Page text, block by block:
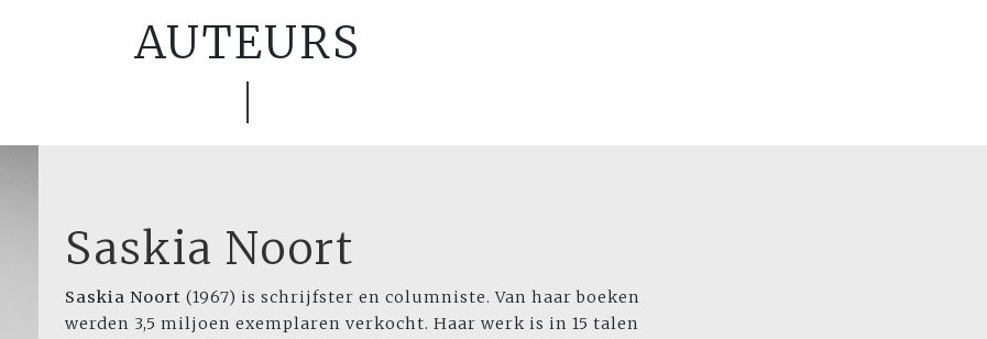
AUTEURS
Saskia Noort
Saskia Noort (1967) is schrijfster en columniste. Van haar boeken
werden 3,5 miljoen exemplaren verkocht. Haar werk is in 15 talen